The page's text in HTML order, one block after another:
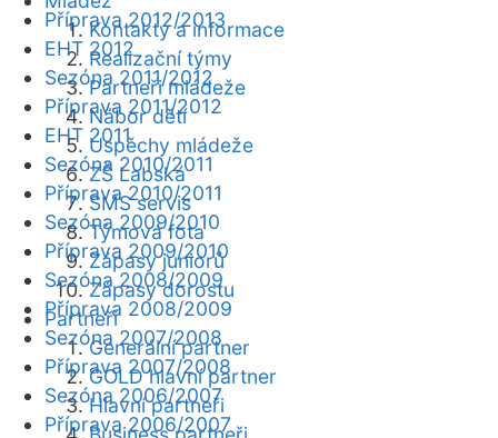
Kontakty a informace
Realizační týmy
Partneři mládeže
Nábor dětí
Úspěchy mládeže
ZŠ Labská
SMS servis
Týmová fota
Zápasy juniorů
Zápasy dorostu
Partneři
Generální partner
GOLD hlavní partner
Hlavní partneři
Příprava 2012/2013
EHT 2012
Sezóna 2011/2012
Příprava 2011/2012
EHT 2011
Sezóna 2010/2011
Příprava 2010/2011
Sezóna 2009/2010
Příprava 2009/2010
Sezóna 2008/2009
Příprava 2008/2009
Sezóna 2007/2008
Příprava 2007/2008
Sezóna 2006/2007
Příprava 2006/2007